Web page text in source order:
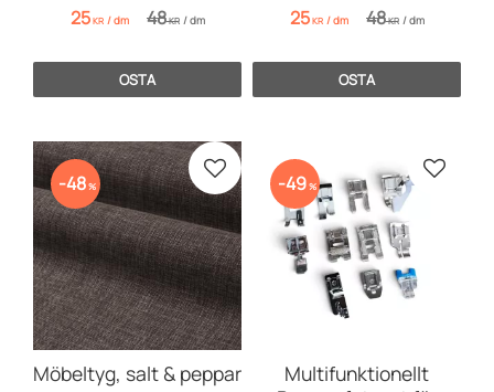
25KR /dm 48KR /dm
OSTA
25KR /dm 48KR /dm
OSTA
Möbeltyg, salt & peppar
48% Lisää suosikiksi
Multifunktionellt
49% Lisää